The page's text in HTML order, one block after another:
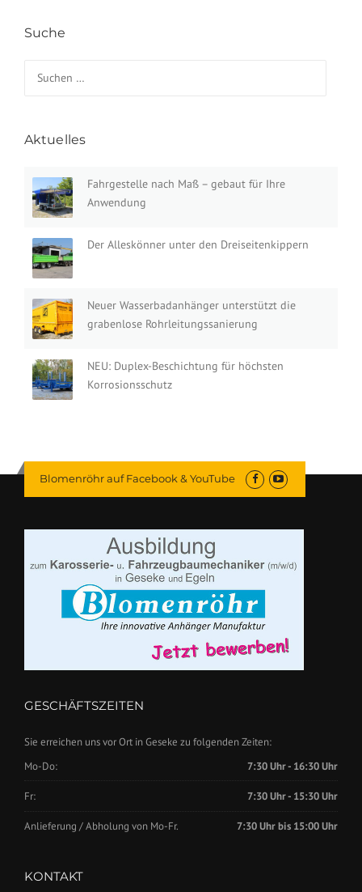
Suche
Aktuelles
Fahrgestelle nach Maß – gebaut für Ihre
Anwendung
Der Alleskönner unter den Dreiseitenkippern
Neuer Wasserbadanhänger unterstützt die
grabenlose Rohrleitungssanierung
NEU: Duplex-Beschichtung für höchsten
Korrosionsschutz
Blomenröhr auf Facebook & YouTube
GESCHÄFTSZEITEN
Sie erreichen uns vor Ort in Geseke zu folgenden Zeiten:
Mo-Do:
7:30 Uhr - 16:30 Uhr
Fr: 7:30 Uhr - 15:30 Uhr
Anlieferung / Abholung von Mo-Fr. 7:30 Uhr bis 15:00 Uhr
KONTAKT